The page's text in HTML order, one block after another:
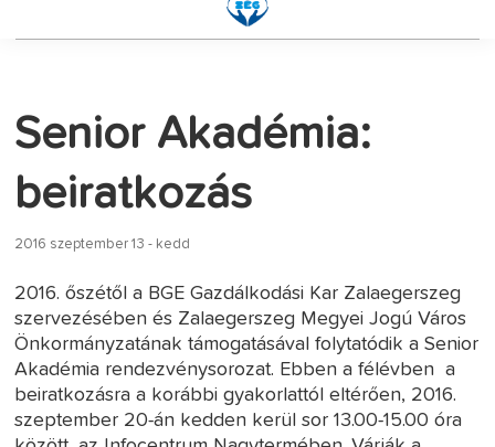
Senior Akadémia:
beiratkozás
2016 szeptember 13 - kedd
2016. őszétől a BGE Gazdálkodási Kar Zalaegerszeg
szervezésében és Zalaegerszeg Megyei Jogú Város
Önkormányzatának támogatásával folytatódik a Senior
Akadémia rendezvénysorozat. Ebben a félévben a
beiratkozásra a korábbi gyakorlattól eltérően, 2016.
szeptember 20-án kedden kerül sor 13.00-15.00 óra